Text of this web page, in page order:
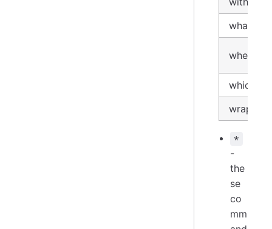
what
where
which
wrap
*
-
the
se
co
mm